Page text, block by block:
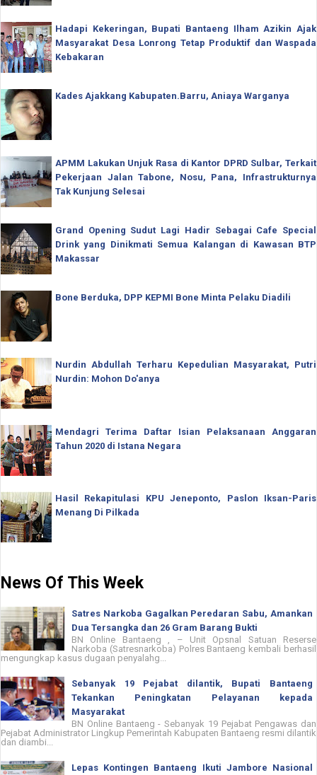
Hadapi Kekeringan, Bupati Bantaeng Ilham Azikin Ajak
Masyarakat Desa Lonrong Tetap Produktif dan Waspada
Kebakaran
Kades Ajakkang Kabupaten.Barru, Aniaya Warganya
APMM Lakukan Unjuk Rasa di Kantor DPRD Sulbar, Terkait
Pekerjaan Jalan Tabone, Nosu, Pana, Infrastrukturnya
Tak Kunjung Selesai
Grand Opening Sudut Lagi Hadir Sebagai Cafe Special
Drink yang Dinikmati Semua Kalangan di Kawasan BTP
Makassar
Bone Berduka, DPP KEPMI Bone Minta Pelaku Diadili
Nurdin Abdullah Terharu Kepedulian Masyarakat, Putri
Nurdin: Mohon Do'anya
Mendagri Terima Daftar Isian Pelaksanaan Anggaran
Tahun 2020 di Istana Negara
Hasil Rekapitulasi KPU Jeneponto, Paslon Iksan-Paris
Menang Di Pilkada
News Of This Week
Satres Narkoba Gagalkan Peredaran Sabu, Amankan
Dua Tersangka dan 26 Gram Barang Bukti
BN Online Bantaeng , – Unit Opsnal Satuan Reserse
Narkoba (Satresnarkoba) Polres Bantaeng kembali berhasil
mengungkap kasus dugaan penyalahg...
Sebanyak 19 Pejabat dilantik, Bupati Bantaeng
Tekankan Peningkatan Pelayanan kepada
Masyarakat
BN Online Bantaeng - Sebanyak 19 Pejabat Pengawas dan
Pejabat Administrator Lingkup Pemerintah Kabupaten Bantaeng resmi dilantik
dan diambi...
Lepas Kontingen Bantaeng Ikuti Jambore Nasional